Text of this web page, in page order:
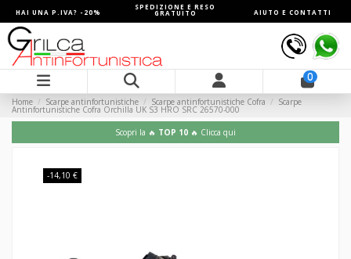
HAI UNA P.IVA? -20%
SPEDIZIONE E RESO
GRATUITO AIUTO E CONTATTI
0
Home Scarpe antinfortunistiche Scarpe antinfortunistiche Cofra Scarpe
Antinfortunistiche Cofra Orchilla UK S3 HRO SRC 26570-000
Scopri la 🔥 TOP 10 🔥 Clicca qui
-14,10 €